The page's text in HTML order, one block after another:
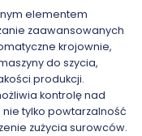
elementem
zaawansowanych
krojownie,
do szycia,
produkcji.
kontrolę nad
tylko powtarzalność
zużycia surowców.